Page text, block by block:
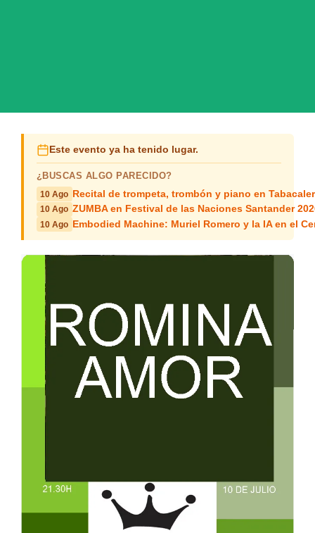
Este evento ya ha tenido lugar.
¿BUSCAS ALGO PARECIDO?
10 Ago Recital de trompeta, trombón y piano en
10 Ago ZUMBA en Festival de las Naciones Santander
10 Ago Embodied Machine: Muriel Romero y la IA en el